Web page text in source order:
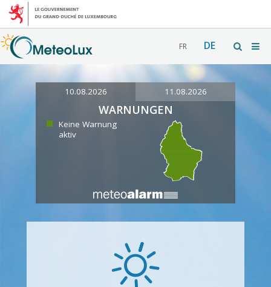
FR DE
10.08.2026 11.08.2026
WARNUNGEN
Keine Warnung
aktiv